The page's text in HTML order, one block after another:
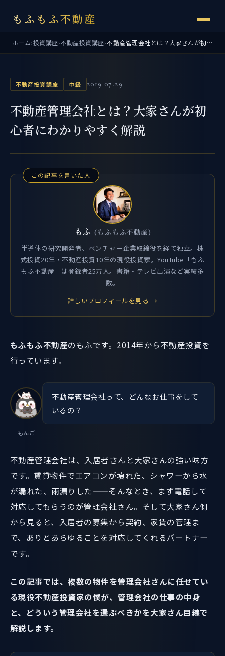
もふもふ不動産
ホーム›投資講座›不動産投資講座› 不動産管理会社とは？大家さんが初心者にわかりやすく解説
不動産投資講座 中級 2019.07.29
不動産管理会社とは？大家さんが初
心者にわかりやすく解説
この記事を書いた人
もふ (もふもふ不動産)
半導体の研究開発者、ベンチャー企業取締役を経て独立。株
式投資20年・不動産投資10年の現役投資家。YouTube「もふ
もふ不動産」は登録者25万人。書籍・テレビ出演など実績多
数。
詳しいプロフィールを見る →
もふもふ不動産のもふです。2014年から不動産投資を
行っています。
もんご
不動産管理会社って、どんなお仕事をして
いるの？
不動産管理会社は、入居者さんと大家さんの強い味方
です。賃貸物件でエアコンが壊れた、シャワーから水
が漏れた、雨漏りした——そんなとき、まず電話して
対応してもらうのが管理会社さん。そして大家さん側
から見ると、入居者の募集から契約、家賃の管理ま
で、ありとあらゆることを対応してくれるパートナー
です。
この記事では、複数の物件を管理会社さんに任せてい
る現役不動産投資家の僕が、管理会社の仕事の中身
と、どういう管理会社を選ぶべきかを大家さん目線で
解説します。